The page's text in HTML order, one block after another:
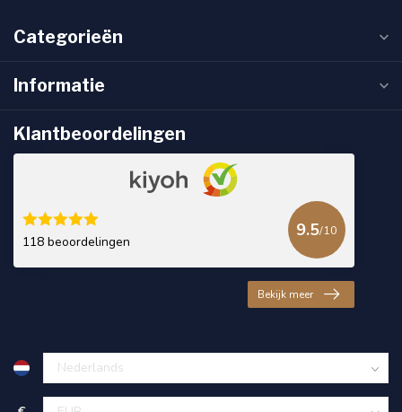
Categorieën
Informatie
Klantbeoordelingen
118 beoordelingen
9.5/10
Bekijk meer